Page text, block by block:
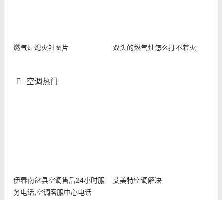
燃气灶熄火针图片 双头的燃气灶怎么打不着火
空调热门
伊春南岔县空调售后24小时服
务电话,空调客服中心电话
艾美特空调解决